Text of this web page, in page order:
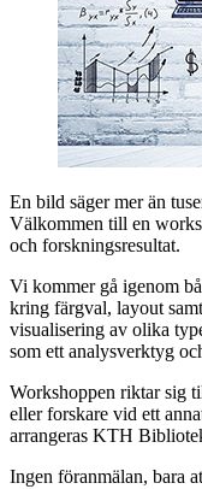
En bild säger mer än
Välkommen till en
och forskningsresultat.
Vi kommer gå igenom
kring färgval, layout
visualisering av olika
som ett analysverktyg
Workshoppen riktar sig
eller forskare vid ett
arrangeras KTH
Ingen föranmälan, bara